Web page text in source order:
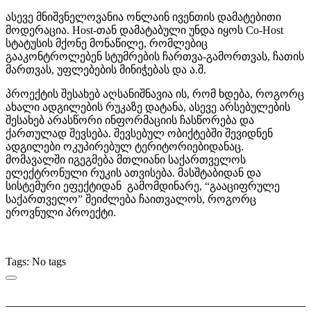
ასევე მნიშვნელოვანია ონლაინ ივენთის დამატებითი
მოდერაცია. Host-თან დამატაბული უნდა იყოს Co-Host
სტატუსის მქონე მონაწილე, რომლებიც
გააკონტროლებენ სტუმრების ჩართვა-გამორთვას, ჩათის
მართვას, უფლებების მინიჭებას და ა.შ.
პროექტის შესახებ აღსანიშნავია ის, რომ ხდება, როგორც
ახალი ადგილების რუკაზე დატანა, ასევე არსებულების
შესახებ არასწორი ინფორმაციის ჩასწორება და
ქართულად შევსება. შევსებულ ობიქტებში შევიდნენ
ადგილები ოკუპირებულ ტერიტორიებიდანაც.
მომავალში იგეგმება მთლიანი საქართველოს
ელექტრონული რუკის ათვისება. მასშტაბიდან და
სისტემური ეფექტიდან გამომდინარე, “გააციფრულე
საქართველო” შეიძლება ჩაითვალოს, როგორც
ეროვნული პროექტი.
Tags: No tags